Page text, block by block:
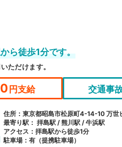
ら徒歩1分です。
ただけます。
円支給 交通事
住所：東京都昭島市松原町4-14-10 万世
最寄り駅： 拝島駅 / 熊川駅 / 牛浜駅
アクセス：拝島駅から徒歩1分
駐車場：有（提携駐車場）